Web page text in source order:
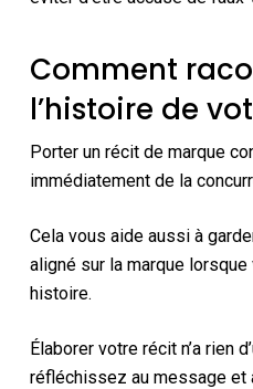
Comment
l’histoire de
Porter un récit de marque
immédiatement de la
Cela vous aide aussi à
aligné sur la marque
histoire.
Élaborer votre récit n’a rien
réfléchissez au message et